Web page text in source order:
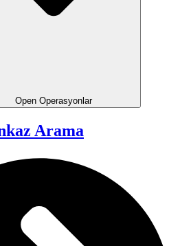
Open Operasyonlar
Arama